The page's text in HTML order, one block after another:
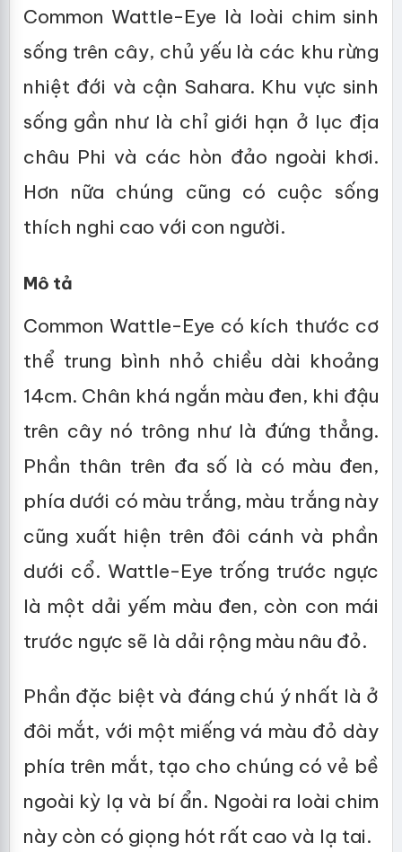
Common Wattle-Eye là loài chim sinh
sống trên cây, chủ yếu là các khu rừng
nhiệt đới và cận Sahara. Khu vực sinh
sống gần như là chỉ giới hạn ở lục địa
châu Phi và các hòn đảo ngoài khơi.
Hơn nữa chúng cũng có cuộc sống
thích nghi cao với con người.
Mô tả
Common Wattle-Eye có kích thước cơ
thể trung bình nhỏ chiều dài khoảng
14cm. Chân khá ngắn màu đen, khi đậu
trên cây nó trông như là đứng thẳng.
Phần thân trên đa số là có màu đen,
phía dưới có màu trắng, màu trắng này
cũng xuất hiện trên đôi cánh và phần
dưới cổ. Wattle-Eye trống trước ngực
là một dải yếm màu đen, còn con mái
trước ngực sẽ là dải rộng màu nâu đỏ.
Phần đặc biệt và đáng chú ý nhất là ở
đôi mắt, với một miếng vá màu đỏ dày
phía trên mắt, tạo cho chúng có vẻ bề
ngoài kỳ lạ và bí ẩn. Ngoài ra loài chim
này còn có giọng hót rất cao và lạ tai.